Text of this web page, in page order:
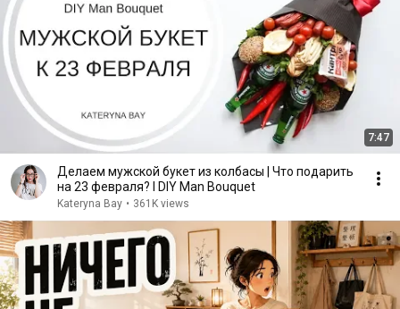
7:47
Делаем мужской букет из колбасы | Что подарить
на 23 февраля? I DIY Man Bouquet
Kateryna Bay • 361K views